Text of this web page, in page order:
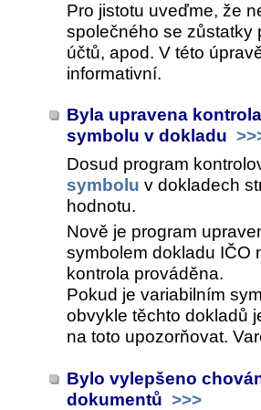
Pro jistotu uveďme, že
společného se zůstatky
účtů, apod. V této
informativní.
Byla upravena
symbolu v dokladu
Dosud program
symbolu v dokladech
hodnotu.
Nově je program
symbolem dokladu IČO
kontrola prováděna.
Pokud je variabilním
obvykle těchto dokladů
na toto upozorňovat.
Bylo vylepšeno
dokumentů >>>